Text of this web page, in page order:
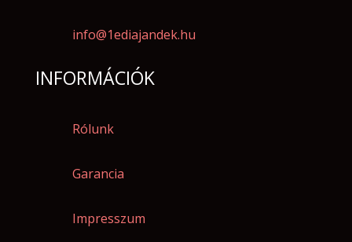
info@1ediajandek.hu
INFORMÁCIÓK
Rólunk
Garancia
Impresszum